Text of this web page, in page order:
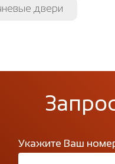
двери
Укажите Ваш